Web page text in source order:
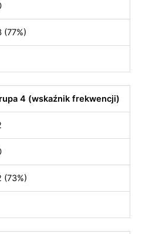
(77%)
4 (wskaźnik frekwencji)
(73%)